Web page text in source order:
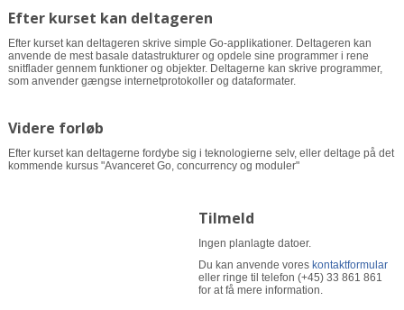
Efter kurset kan deltageren
Efter kurset kan deltageren skrive simple Go-applikationer. Deltageren kan
anvende de mest basale datastrukturer og opdele sine programmer i rene
snitflader gennem funktioner og objekter. Deltagerne kan skrive programmer,
som anvender gængse internetprotokoller og dataformater.
Videre forløb
Efter kurset kan deltagerne fordybe sig i teknologierne selv, eller deltage på det
kommende kursus "Avanceret Go, concurrency og moduler"
Tilmeld
Ingen planlagte datoer.
Du kan anvende vores kontaktformular
eller ringe til telefon (+45) 33 861 861
for at få mere information.